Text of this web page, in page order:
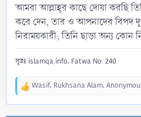
আমরা আল্লাহ্‌র কাছে দোয়া করছি
করে দেন, তার ও আপনাদের বিপদ
নিরাময়কারী; তিনি ছাড়া অন্য কোন
সূত্রঃ islamqa.info, Fatwa No. 240
R
Wasif, Rukhsana Alam,